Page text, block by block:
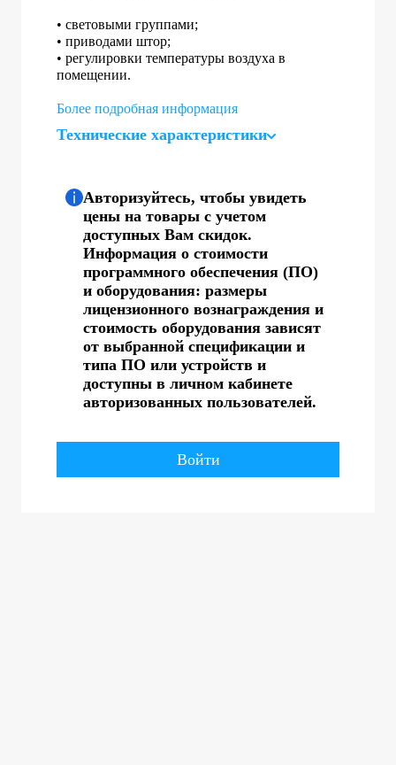
• световыми группами;
• приводами штор;
• регулировки температуры воздуха в
помещении.
Более подробная информация
Технические характеристики
Авторизуйтесь, чтобы увидеть
цены на товары с учетом
доступных Вам скидок.
Информация о стоимости
программного обеспечения (ПО)
и оборудования: размеры
лицензионного вознаграждения и
стоимость оборудования зависят
от выбранной спецификации и
типа ПО или устройств и
доступны в личном кабинете
авторизованных пользователей.
Войти